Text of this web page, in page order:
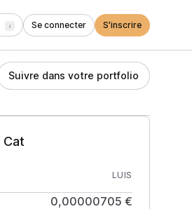
/ Se connecter S'inscrire
Suivre dans votre portfolio
Cat
LUIS
0,00000705 €